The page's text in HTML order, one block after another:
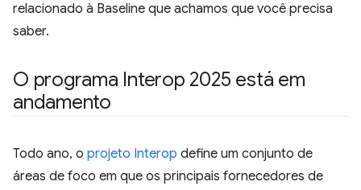
relacionado à Baseline que achamos que você precisa
saber.
O programa Interop 2025 está em
andamento
Todo ano, o projeto Interop define um conjunto de
áreas de foco em que os principais fornecedores de